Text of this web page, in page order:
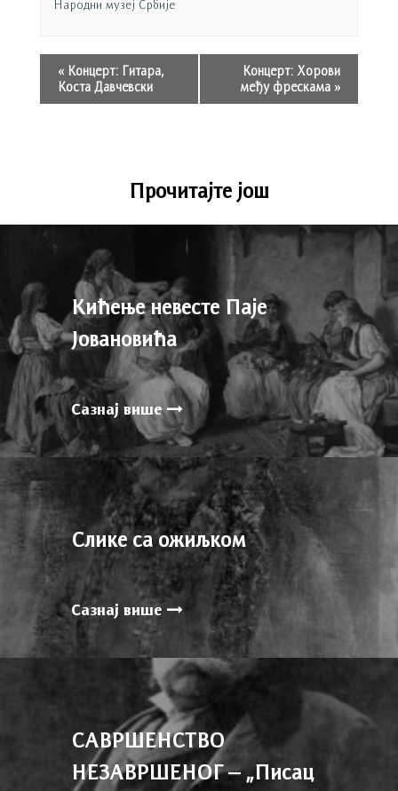
Народни музеј Србије
«Концерт: Гитарa,
Коста Давчевски
Концерт: Хорови
међу фрескама »
Прочитајте још
Кићење невесте Паје
Јовановића
Сазнај више
Слике са ожиљком
Сазнај више
САВРШЕНСТВО
НЕЗАВРШЕНОГ – „Писац